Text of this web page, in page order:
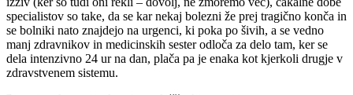
specialistov so take, da se kar nekaj bolezni že prej tragično konča in
se bolniki nato znajdejo na urgenci, ki poka po šivih, a se vedno
manj zdravnikov in medicinskih sester odloča za delo tam, ker se
dela intenzivno 24 ur na dan, plača pa je enaka kot kjerkoli drugje v
zdravstvenem sistemu.